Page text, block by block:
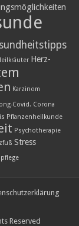
Herz-
Karzinom
Covid. Corona
Pflanzenheilkunde
Psychotherapie
Stress
Reserved